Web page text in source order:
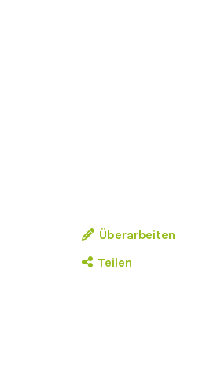
Überarbeiten
Teilen